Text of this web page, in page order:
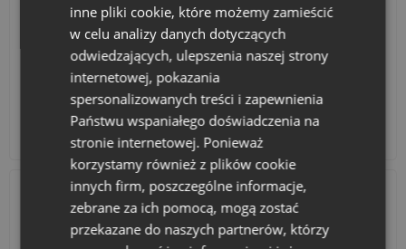
Kalendarze adwentowe
inne pliki cookie, które możemy zamieścić
w celu analizy danych dotyczących
odwiedzających, ulepszenia naszej strony
internetowej, pokazania
spersonalizowanych treści i zapewnienia
Państwu wspaniałego doświadczenia na
stronie internetowej. Ponieważ
korzystamy również z plików cookie
innych firm, poszczególne informacje,
zebrane za ich pomocą, mogą zostać
przekazane do naszych partnerów, którzy